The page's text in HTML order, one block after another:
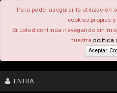
Para poder asegurar la utilización
cookies propias y
Si usted continúa navegando sin
nuestrapolítica
Aceptar
ENTRA